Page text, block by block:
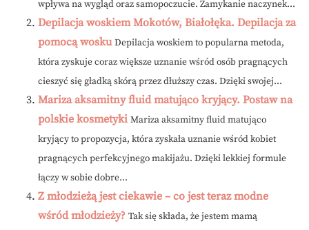
wpływa na wygląd oraz samopoczucie. Zamykanie naczynek...
Depilacja woskiem Mokotów, Białołęka. Depilacja za
pomocą wosku Depilacja woskiem to popularna metoda,
która zyskuje coraz większe uznanie wśród osób pragnących
cieszyć się gładką skórą przez dłuższy czas. Dzięki swojej...
Mariza aksamitny fluid matująco kryjący. Postaw na
polskie kosmetyki Mariza aksamitny fluid matująco
kryjący to propozycja, która zyskała uznanie wśród kobiet
pragnących perfekcyjnego makijażu. Dzięki lekkiej formule
łączy w sobie dobre...
Z młodzieżą jest ciekawie – co jest teraz modne
wśród młodzieży? Tak się składa, że jestem mamą